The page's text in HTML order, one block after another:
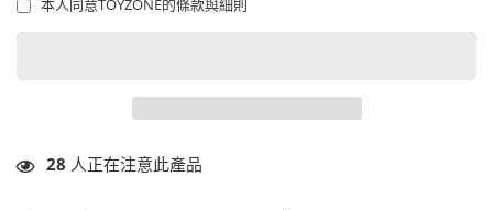
本人同意TOYZONE的條款與細則
28 人正在注意此產品